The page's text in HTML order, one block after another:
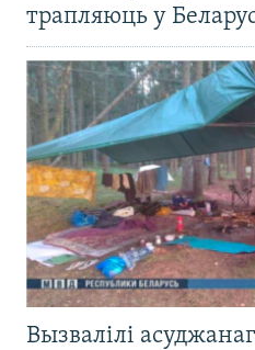
трапляюць у
Вызвалілі